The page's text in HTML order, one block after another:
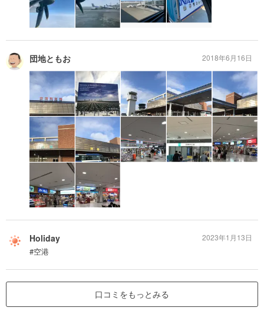
団地ともお 2018年6月16日
Holiday
#空港
2023年1月13日
口コミをもっとみる